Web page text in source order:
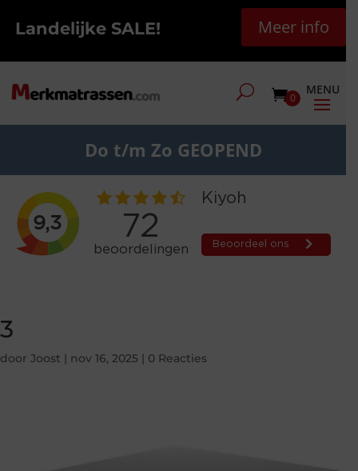
Landelijke SALE! Meer info
0
Do t/m Zo GEOPEND
3
door Joost | nov 16, 2025 | 0 Reacties